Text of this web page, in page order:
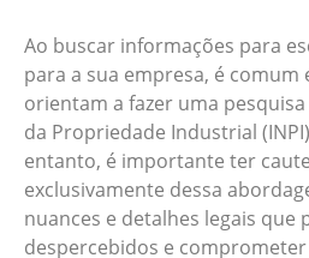
Ao buscar informações para
para a sua empresa, é
orientam a fazer uma
da Propriedade Industrial
entanto, é importante ter
exclusivamente dessa
nuances e detalhes legais que
despercebidos e comprometer